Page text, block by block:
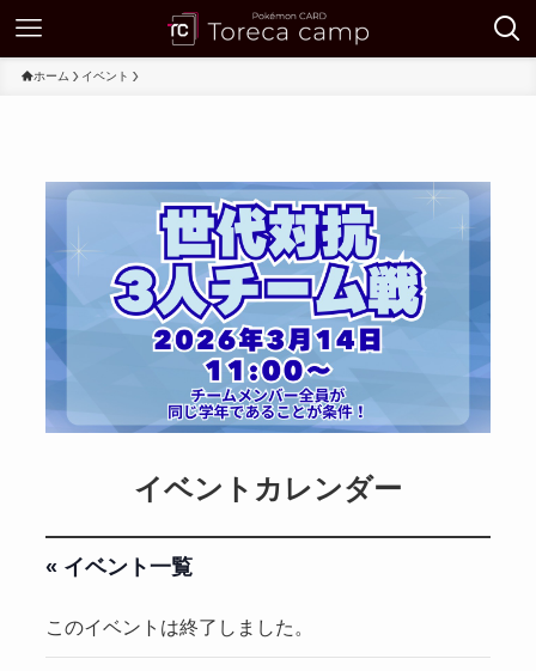
ホーム イベント
イベントカレンダー
« イベント一覧
このイベントは終了しました。